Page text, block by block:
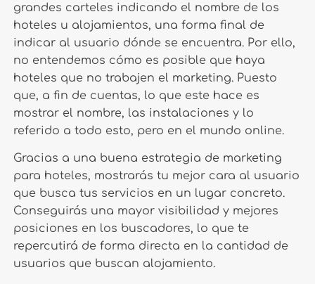
grandes carteles indicando el nombre de los
hoteles u alojamientos, una forma final de
indicar al usuario dónde se encuentra. Por ello,
no entendemos cómo es posible que haya
hoteles que no trabajen el marketing. Puesto
que, a fin de cuentas, lo que este hace es
mostrar el nombre, las instalaciones y lo
referido a todo esto, pero en el mundo online.
Gracias a una buena estrategia de marketing
para hoteles, mostrarás tu mejor cara al usuario
que busca tus servicios en un lugar concreto.
Conseguirás una mayor visibilidad y mejores
posiciones en los buscadores, lo que te
repercutirá de forma directa en la cantidad de
usuarios que buscan alojamiento.